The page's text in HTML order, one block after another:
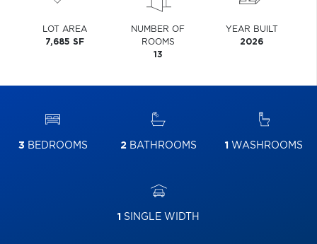
LOT AREA
7,685 SF
NUMBER OF
ROOMS
13
YEAR BUILT
2026
3 BEDROOMS 2BATHROOMS 1 WASHROOMS
1 SINGLE WIDTH